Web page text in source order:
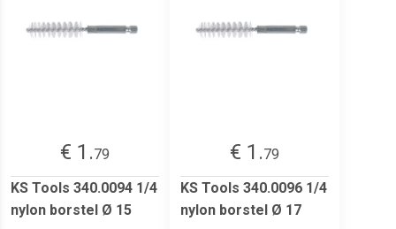
€ 1.79
KS Tools 340.0094 1/4
nylon borstel Ø 15
€ 1.79
KS Tools 340.0096 1/4
nylon borstel Ø 17